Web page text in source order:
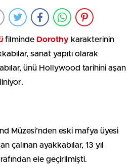
filminde Dorothy karakterinin
sanat yapıtı olarak
ünü Hollywood tarihini aşan
Müzesi’nden eski mafya üyesi
çalınan ayakkabılar, 13 yıl
ele geçirilmişti.